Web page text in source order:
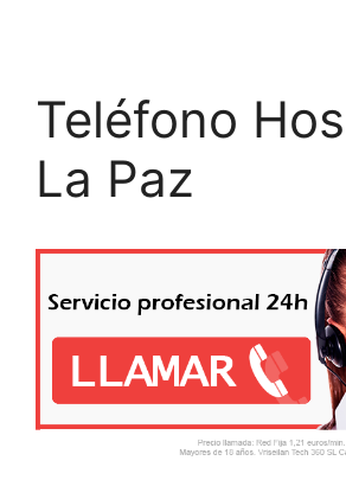
Teléfono
La Paz